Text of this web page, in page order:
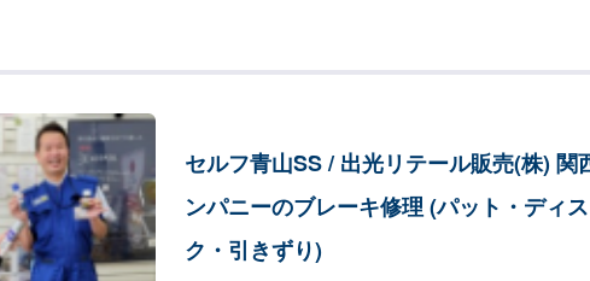
セルフ青山SS / 出光リテール販売(株) 関
ンパニーのブレーキ修理 (パット・ディス
ク・引きずり)